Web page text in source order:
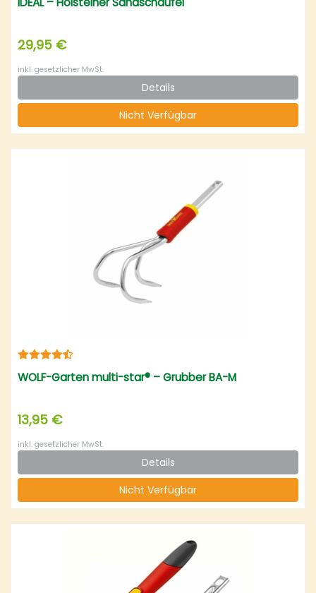
29,95 €
inkl. gesetzlicher MwSt.
Details
Nicht Verfügbar
WOLF-Garten multi-star® – Grubber BA-M
13,95 €
inkl. gesetzlicher MwSt.
Details
Nicht Verfügbar